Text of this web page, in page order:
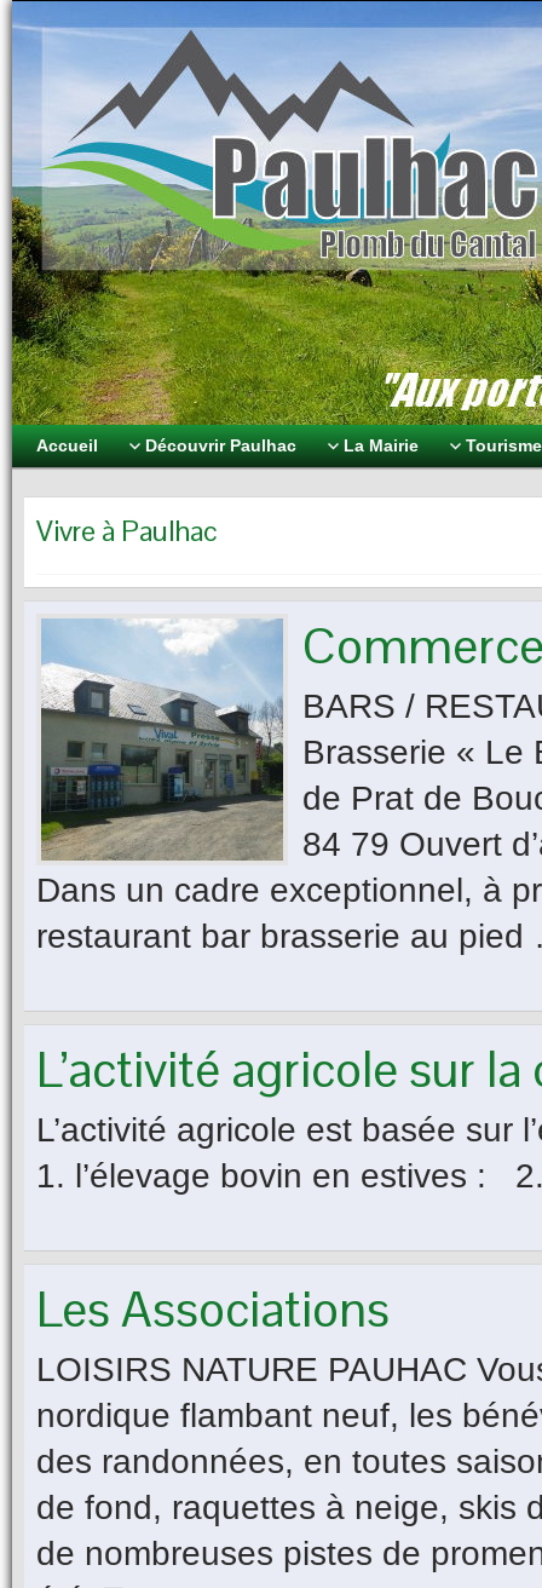
Paulhac Plomb du
Aux portes des volcans
Accueil Découvrir Paulhac La Mairie
Vivre à Paulhac
BARS /
Brasserie « Le
de Prat de
84 79 Ouvert
Dans un cadre exceptionnel, à
restaurant bar brasserie au
L’activité agricole sur
L’activité agricole est basée sur
1. l’élevage bovin en estives :
Les Associations
LOISIRS NATURE PAUHAC
nordique flambant neuf, les
des randonnées, en toutes
de fond, raquettes à neige, skis
de nombreuses pistes de